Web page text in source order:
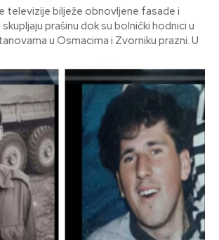
televizije bilježe obnovljene fasade i
prašinu dok su bolnički hodnici u
u Osmacima i Zvorniku prazni. U